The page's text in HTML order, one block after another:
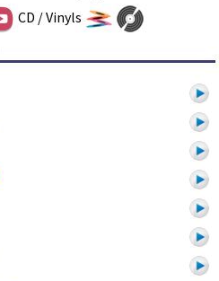
CD / Vinyls